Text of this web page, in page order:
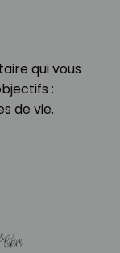
qui vous
:
de vie.